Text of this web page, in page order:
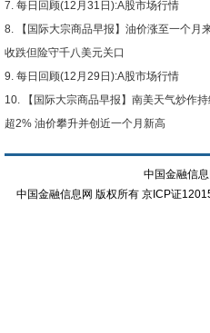
每日回顾(12月31日):A股市场行情
【国际大宗商品早报】油价涨至一个月
收跌但险守千八美元关口
每日回顾(12月29日):A股市场行情
【国际大宗商品早报】南美天气炒作
超2% 油价攀升并创近一个月新高
中国金融信
中国金融信息网 版权所有 京ICP证